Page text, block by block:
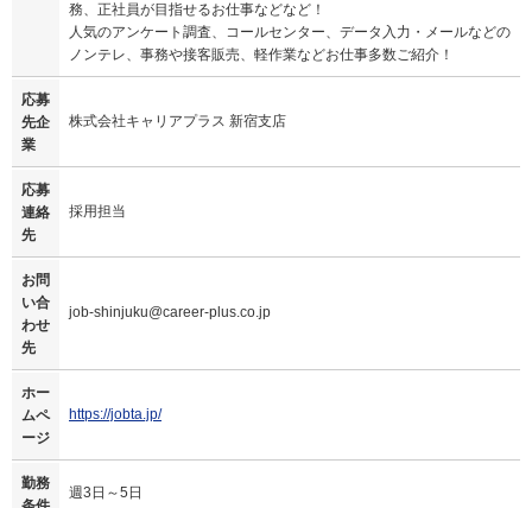
務、正社員が目指せるお仕事などなど！
人気のアンケート調査、コールセンター、データ入力・メールなどの
ノンテレ、事務や接客販売、軽作業などお仕事多数ご紹介！
応募
先企
業
株式会社キャリアプラス 新宿支店
応募
連絡
先
採用担当
お問
い合
わせ
先
job-shinjuku@career-plus.co.jp
ホー
ムペ
ージ
https://jobta.jp/
勤務
週3日～5日